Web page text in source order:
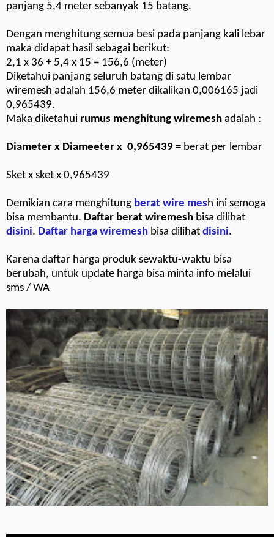
panjang 5,4 meter sebanyak 15 batang.
Dengan menghitung semua besi pada panjang kali lebar
maka didapat hasil sebagai berikut:
2,1 x 36 + 5,4 x 15 = 156,6 (meter)
Diketahui panjang seluruh batang di satu lembar
wiremesh adalah 156,6 meter dikalikan 0,006165 jadi
0,965439.
Maka diketahui rumus menghitung wiremesh adalah :
Diameter x Diameeter x 0,965439 = berat per lembar
Sket x sket x 0,965439
Demikian cara menghitung berat wire mesh ini semoga
bisa membantu. Daftar berat wiremesh bisa dilihat
disini. Daftar harga wiremesh bisa dilihat disini.
Karena daftar harga produk sewaktu-waktu bisa
berubah, untuk update harga bisa minta info melalui
sms / WA